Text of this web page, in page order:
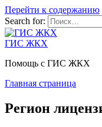
Перейти к содержанию
Search for:
ГИС ЖКХ
Помощь с ГИС ЖКХ
Главная страница
Регион